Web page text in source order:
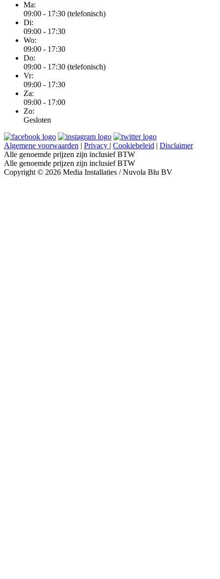
Ma:
09:00 - 17:30 (telefonisch)
Di:
09:00 - 17:30
Wo:
09:00 - 17:30
Do:
09:00 - 17:30 (telefonisch)
Vr:
09:00 - 17:30
Za:
09:00 - 17:00
Zo:
Gesloten
Algemene voorwaarden | Privacy | Cookiebeleid | Disclaimer
Alle genoemde prijzen zijn inclusief BTW
Alle genoemde prijzen zijn inclusief BTW
Copyright © 2026 Media Installaties / Nuvola Blu BV